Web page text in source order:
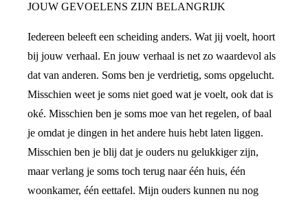
JOUW GEVOELENS ZIJN BELANGRIJK
Iedereen beleeft een scheiding anders. Wat jij voelt, hoort
bij jouw verhaal. En jouw verhaal is net zo waardevol als
dat van anderen. Soms ben je verdrietig, soms opgelucht.
Misschien weet je soms niet goed wat je voelt, ook dat is
oké. Misschien ben je soms moe van het regelen, of baal
je omdat je dingen in het andere huis hebt laten liggen.
Misschien ben je blij dat je ouders nu gelukkiger zijn,
maar verlang je soms toch terug naar één huis, één
woonkamer, één eettafel. Mijn ouders kunnen nu nog